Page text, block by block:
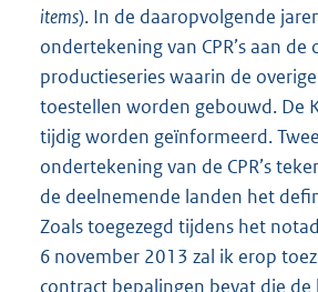
items). In de daaropvolgende
ondertekening van CPR’s aan de
productieseries waarin de
toestellen worden gebouwd. De
tijdig worden geïnformeerd.
ondertekening van de CPR’s
de deelnemende landen het
Zoals toegezegd tijdens het
6 november 2013 zal ik erop
contract bepalingen bevat die